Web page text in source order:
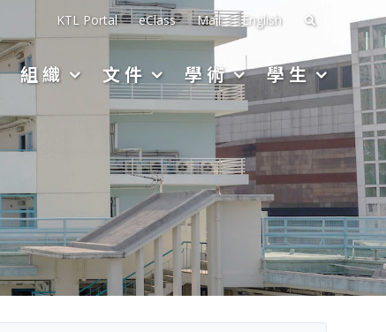
KTL Portal eClass Mail English
搜
尋
關
於：
組織 文件 學術 學生